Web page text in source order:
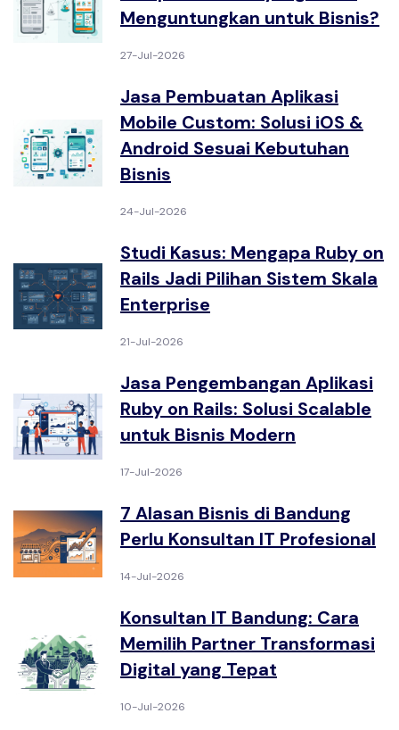
Menguntungkan untuk Bisnis?
27-Jul-2026
Jasa Pembuatan Aplikasi
Mobile Custom: Solusi iOS &
Android Sesuai Kebutuhan
Bisnis
24-Jul-2026
Studi Kasus: Mengapa Ruby on
Rails Jadi Pilihan Sistem Skala
Enterprise
21-Jul-2026
Jasa Pengembangan Aplikasi
Ruby on Rails: Solusi Scalable
untuk Bisnis Modern
17-Jul-2026
7 Alasan Bisnis di Bandung
Perlu Konsultan IT Profesional
14-Jul-2026
Konsultan IT Bandung: Cara
Memilih Partner Transformasi
Digital yang Tepat
10-Jul-2026